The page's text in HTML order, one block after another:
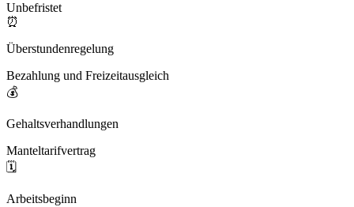
Unbefristet
⏰
Überstundenregelung
Bezahlung und Freizeitausgleich
💰
Gehaltsverhandlungen
Manteltarifvertrag
🗓️
Arbeitsbeginn